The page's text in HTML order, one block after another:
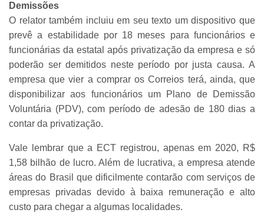
Demissões
O relator também incluiu em seu texto um dispositivo que
prevê a estabilidade por 18 meses para funcionários e
funcionárias da estatal após privatização da empresa e só
poderão ser demitidos neste período por justa causa. A
empresa que vier a comprar os Correios terá, ainda, que
disponibilizar aos funcionários um Plano de Demissão
Voluntária (PDV), com período de adesão de 180 dias a
contar da privatização.
Vale lembrar que a ECT registrou, apenas em 2020, R$
1,58 bilhão de lucro. Além de lucrativa, a empresa atende
áreas do Brasil que dificilmente contarão com serviços de
empresas privadas devido à baixa remuneração e alto
custo para chegar a algumas localidades.